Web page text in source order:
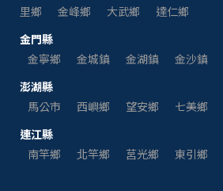
里鄉
金峰鄉 大武鄉
達仁鄉
金門縣
金寧鄉
金城鎮 金湖鎮 金沙鎮
澎湖縣
馬公市
西嶼鄉 望安鄉 七美鄉
連江縣
南竿鄉
北竿鄉 莒光鄉 東引鄉